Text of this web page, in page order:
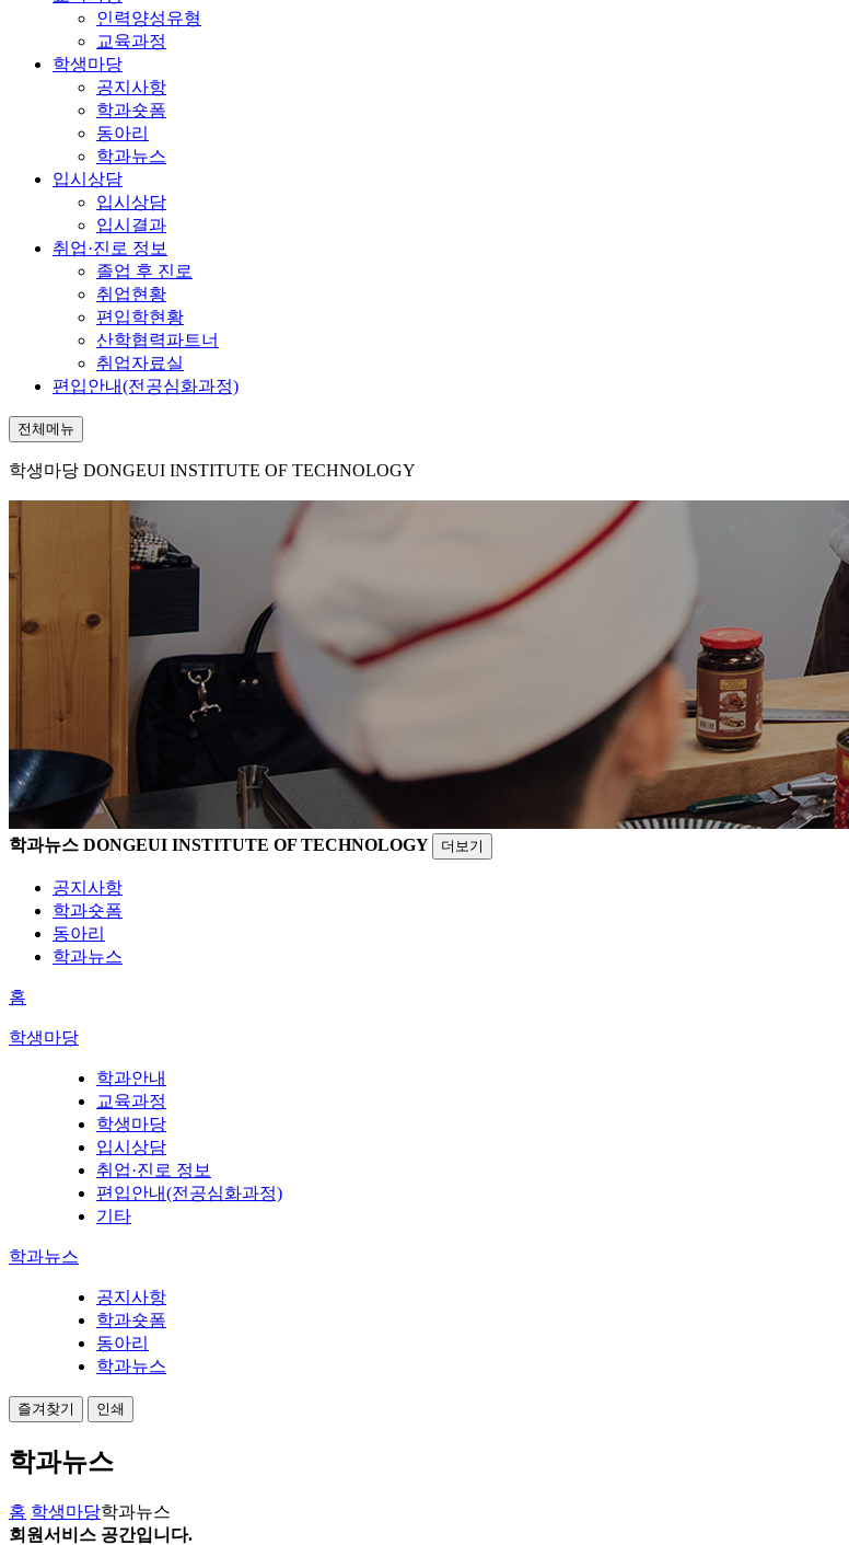
인력양성유형
교육과정
학생마당
공지사항
학과숏폼
동아리
학과뉴스
입시상담
입시상담
입시결과
취업·진로 정보
졸업 후 진로
취업현황
편입학현황
산학협력파트너
취업자료실
편입안내(전공심화과정)
전체메뉴
학생마당 DONGEUI INSTITUTE OF TECHNOLOGY
학과뉴스 DONGEUI INSTITUTE OF TECHNOLOGY 더보기
공지사항
학과숏폼
동아리
학과뉴스
홈
학생마당
학과안내
교육과정
학생마당
입시상담
취업·진로 정보
편입안내(전공심화과정)
기타
학과뉴스
공지사항
학과숏폼
동아리
학과뉴스
즐겨찾기 인쇄
학과뉴스
홈 학생마당학과뉴스
회원서비스 공간입니다.